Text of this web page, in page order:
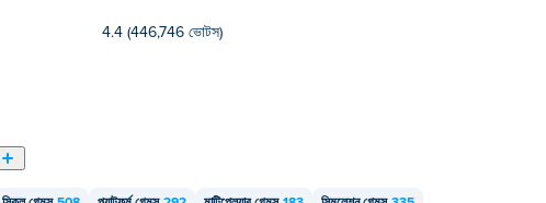
4.4 (446,746 ভোটস)